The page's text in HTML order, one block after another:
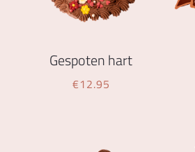
Gespoten hart
€12.95